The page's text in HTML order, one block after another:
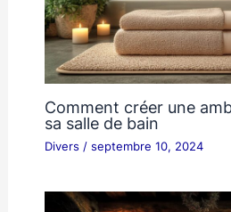
Comment créer une
sa salle de bain
Divers / septembre 10, 2024